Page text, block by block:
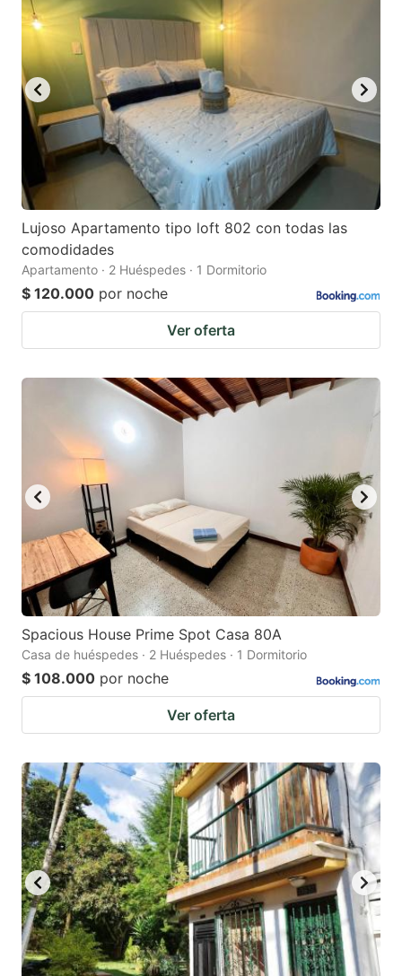
Lujoso Apartamento tipo loft 802 con todas las
comodidades
Apartamento · 2 Huéspedes · 1 Dormitorio
$ 120.000 por noche
Ver oferta
Spacious House Prime Spot Casa 80A
Casa de huéspedes · 2 Huéspedes · 1 Dormitorio
$ 108.000 por noche
Ver oferta